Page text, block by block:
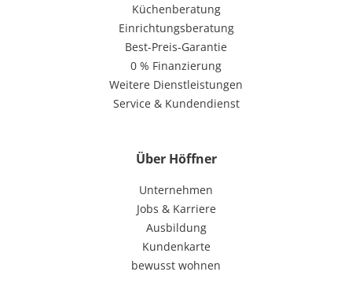
Küchenberatung
Einrichtungsberatung
Best-Preis-Garantie
0 % Finanzierung
Weitere Dienstleistungen
Service & Kundendienst
Über Höffner
Unternehmen
Jobs & Karriere
Ausbildung
Kundenkarte
bewusst wohnen